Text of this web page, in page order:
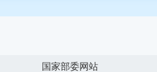
国家部委网站